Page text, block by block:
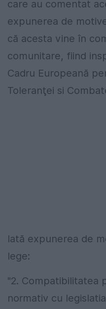
care au comentat
expunerea de
că acesta vine în
comunitare, fiind
Cadru Europeană
Toleranţei si
Iată expunerea de
lege:
"2. Compatibilitatea
normativ cu